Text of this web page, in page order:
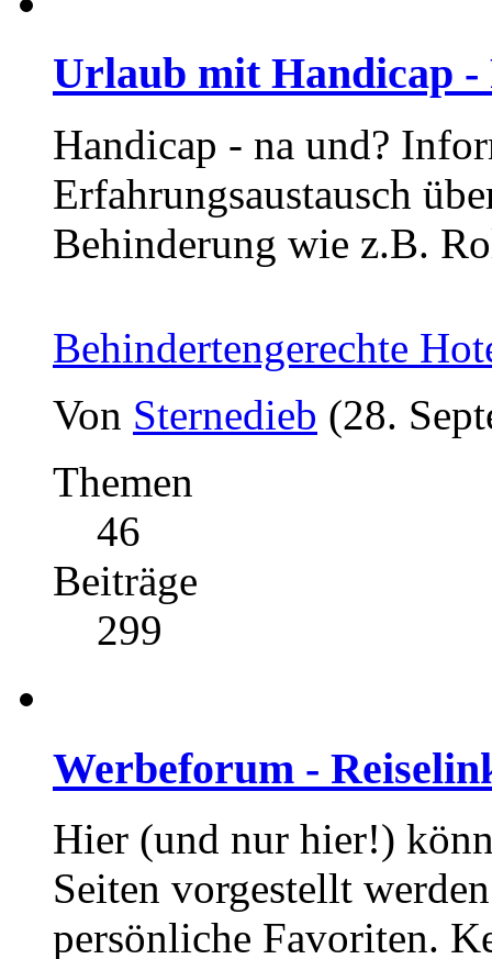
Urlaub mit Handicap -
Handicap - na und?
Erfahrungsaustausch
Behinderung wie z.B.
Behindertengerechte
Von Sternedieb (28.
Themen
46
Beiträge
299
Werbeforum -
Hier (und nur hier!)
Seiten vorgestellt
persönliche Favoriten.